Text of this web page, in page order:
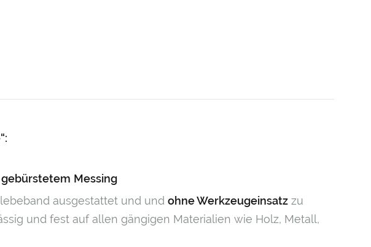
gebürstetem Messing
ausgestattet und und ohne Werkzeugeinsatz zu
und fest auf allen gängigen Materialien wie Holz, Metall,